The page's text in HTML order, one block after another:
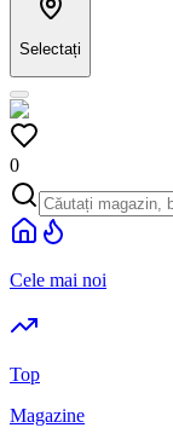
Selectați
0
Cele mai noi
Top
Magazine